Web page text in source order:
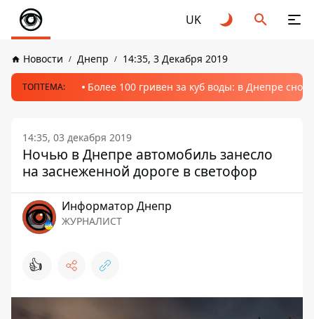
UK
Новости Днепр 14:35, 3 Декабря 2019
ТОПТЕМА: Более 100 гривен за куб воды: в Днепре
14:35, 03 декабря 2019
Ночью в Днепре автомобиль занесло
на заснеженной дороге в светофор
Информатор Днепр
ЖУРНАЛИСТ
👍